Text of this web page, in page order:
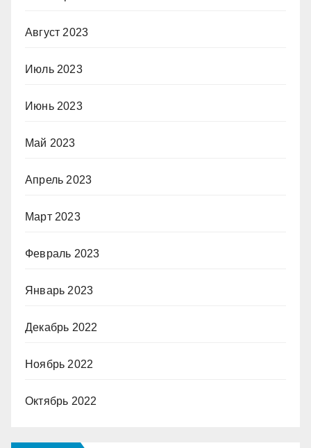
Август 2023
Июль 2023
Июнь 2023
Май 2023
Апрель 2023
Март 2023
Февраль 2023
Январь 2023
Декабрь 2022
Ноябрь 2022
Октябрь 2022